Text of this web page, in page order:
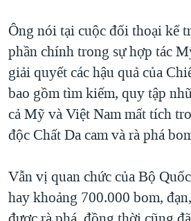
Ông nói tại cuộc đối thoại kể
phần chính trong sự hợp tác
giải quyết các hậu quả của
bao gồm tìm kiếm, quy tập
cả Mỹ và Việt Nam mất tích
độc Chất Da cam và rà phá
Vẫn vị quan chức của Bộ
hay khoảng 700.000 bom,